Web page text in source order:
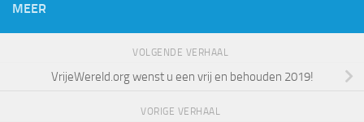
MEER
VOLGENDE VERHAAL
VrijeWereld.org wenst u een vrij en behouden 2019!
VORIGE VERHAAL